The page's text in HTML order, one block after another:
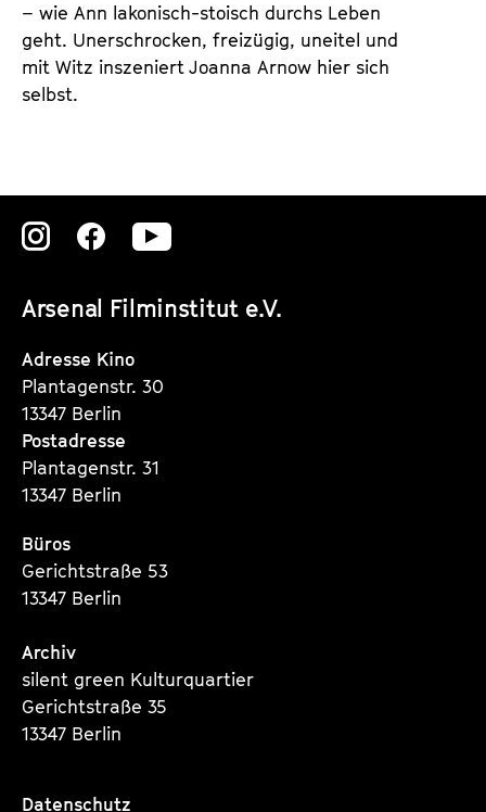
– wie Ann lakonisch-stoisch durchs Leben
geht. Unerschrocken, freizügig, uneitel und
mit Witz inszeniert Joanna Arnow hier sich
selbst.
Arsenal Filminstitut e.V.
Zu
Instagram
Seite
Zu
Instagram
Seite
Zu
Instagram
Adresse Kino
Plantagenstr. 30
13347 Berlin
Postadresse
Plantagenstr. 31
13347 Berlin
Büros
Gerichtstraße 53
13347 Berlin
Archiv
silent green Kulturquartier
Gerichtstraße 35
13347 Berlin
Datenschutz